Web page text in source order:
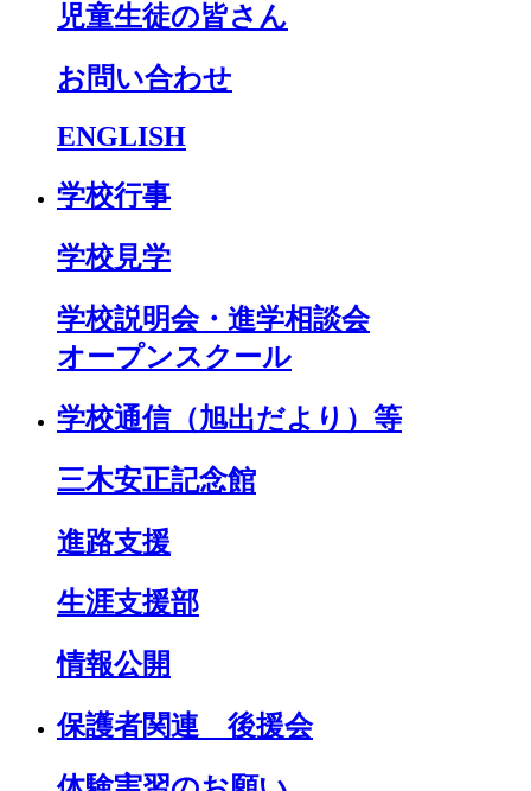
児童生徒の皆さん
お問い合わせ
ENGLISH
学校行事
学校見学
学校説明会・進学相談会
オープンスクール
学校通信（旭出だより）等
三木安正記念館
進路支援
生涯支援部
情報公開
保護者関連 後援会